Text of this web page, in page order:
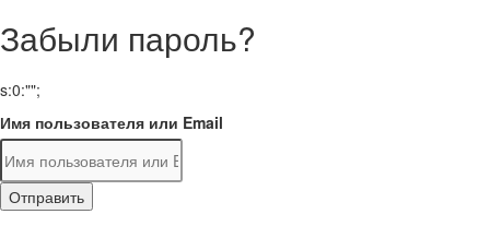
Забыли пароль?
s:0:"";
Имя пользователя или Email
Отправить